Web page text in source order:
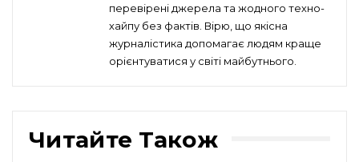
перевірені джерела та жодного техно-
хайпу без фактів. Вірю, що якісна
журналістика допомагає людям краще
орієнтуватися у світі майбутнього.
Читайте Також